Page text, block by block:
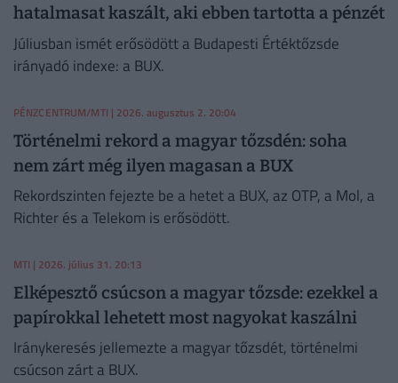
hatalmasat kaszált, aki ebben tartotta a pénzét
Júliusban ismét erősödött a Budapesti Értéktőzsde
irányadó indexe: a BUX.
PÉNZCENTRUM/MTI | 2026. augusztus 2. 20:04
Történelmi rekord a magyar tőzsdén: soha
nem zárt még ilyen magasan a BUX
Rekordszinten fejezte be a hetet a BUX, az OTP, a Mol, a
Richter és a Telekom is erősödött.
MTI | 2026. július 31. 20:13
Elképesztő csúcson a magyar tőzsde: ezekkel a
papírokkal lehetett most nagyokat kaszálni
Iránykeresés jellemezte a magyar tőzsdét, történelmi
csúcson zárt a BUX.